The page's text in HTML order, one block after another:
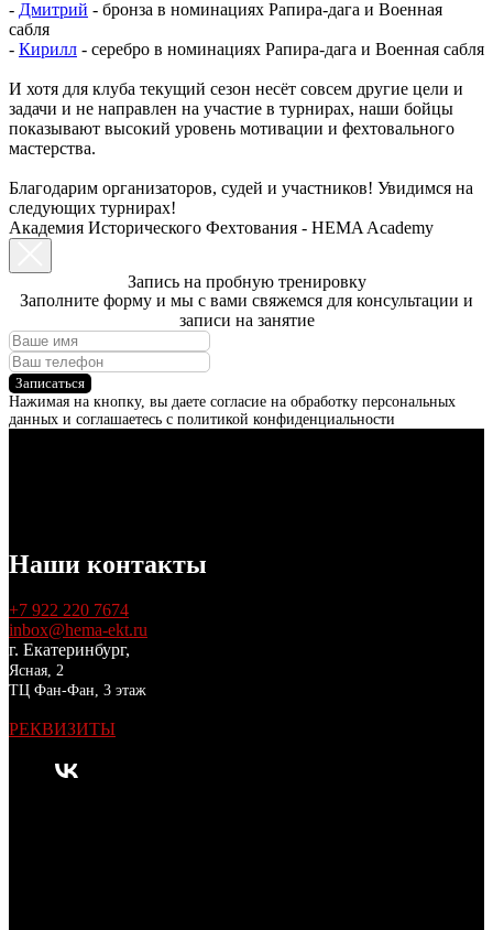
- Дмитрий - бронза в номинациях Рапира-дага и Военная
сабля
- Кирилл - серебро в номинациях Рапира-дага и Военная сабля
И хотя для клуба текущий сезон несёт совсем другие цели и
задачи и не направлен на участие в турнирах, наши бойцы
показывают высокий уровень мотивации и фехтовального
мастерства.
Благодарим организаторов, судей и участников! Увидимся на
следующих турнирах!
Академия Исторического Фехтования - HEMA Academy
Запись на пробную тренировку
Заполните форму и мы с вами свяжемся для консультации и
записи на занятие
Записаться
Нажимая на кнопку, вы даете согласие на обработку персональных
данных и соглашаетесь c политикой конфиденциальности
Наши контакты
+7 922 220 7674
inbox@hema-ekt.ru
г. Екатеринбург,
Ясная, 2
ТЦ Фан-Фан, 3 этаж
РЕКВИЗИТЫ